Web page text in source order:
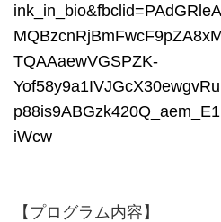
TQAAaewVGSPZK-
iWcw
【プログラム内容】